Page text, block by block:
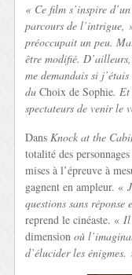
« Ce film s’inspire
parcours de l’intrigue,
préoccupait un peu.
être modifié.
me demandais si
du Choix de Sophie. Et
spectateurs de venir le
DansKnock at the
totalité des
mises à l’épreuve à
gagnent en ampleur. «
questions sans
reprend le cinéaste. «Il
dimension où
d’élucider les énigmes.